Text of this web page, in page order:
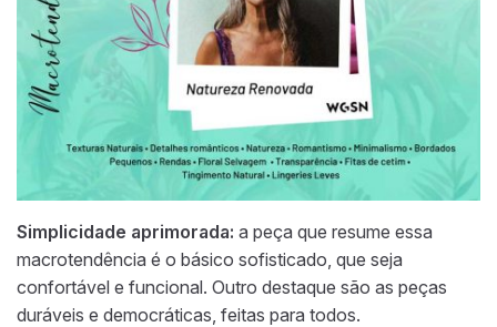
Simplicidade aprimorada: a peça que resume essa
macrotendência é o básico sofisticado, que seja
confortável e funcional. Outro destaque são as peças
duráveis e democráticas, feitas para todos.